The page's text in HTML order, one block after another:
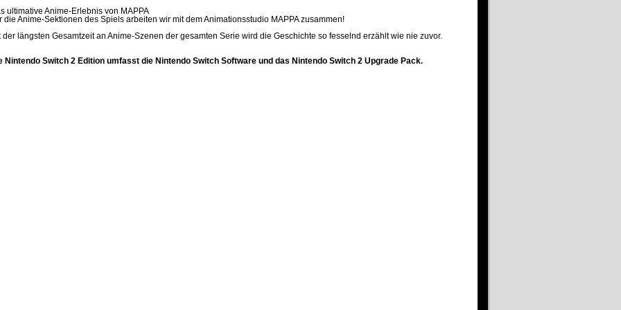
ultimative Anime-Erlebnis von MAPPA
die Anime-Sektionen des Spiels arbeiten wir mit dem Animationsstudio MAPPA zusammen!
der längsten Gesamtzeit an Anime-Szenen der gesamten Serie wird die Geschichte so fesselnd erzählt wie nie zuvor.
Nintendo Switch 2 Edition umfasst die Nintendo Switch Software und das Nintendo Switch 2 Upgrade Pack.